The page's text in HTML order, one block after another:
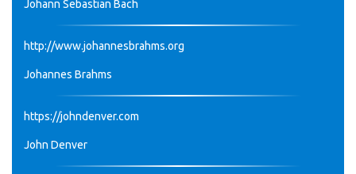
Johann Sebastian Bach
http://www.johannesbrahms.org
Johannes Brahms
https://johndenver.com
John Denver